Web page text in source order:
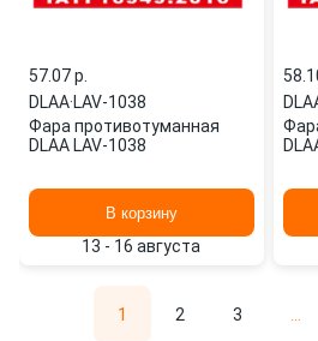
57.07 p.
DLAA·LAV-1038
Фара противотуманная
DLAA LAV-1038
В корзину
13 - 16 августа
1 2 3